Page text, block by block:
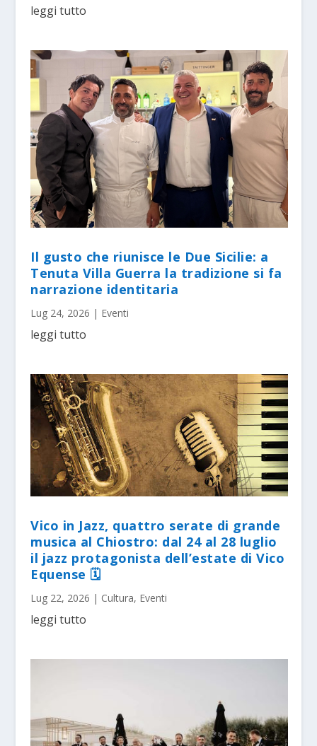
leggi tutto
Il gusto che riunisce le Due Sicilie: a
Tenuta Villa Guerra la tradizione si fa
narrazione identitaria
Lug 24, 2026 | Eventi
leggi tutto
Vico in Jazz, quattro serate di grande
musica al Chiostro: dal 24 al 28 luglio
il jazz protagonista dell’estate di Vico
Equense 🗓
Lug 22, 2026 | Cultura, Eventi
leggi tutto